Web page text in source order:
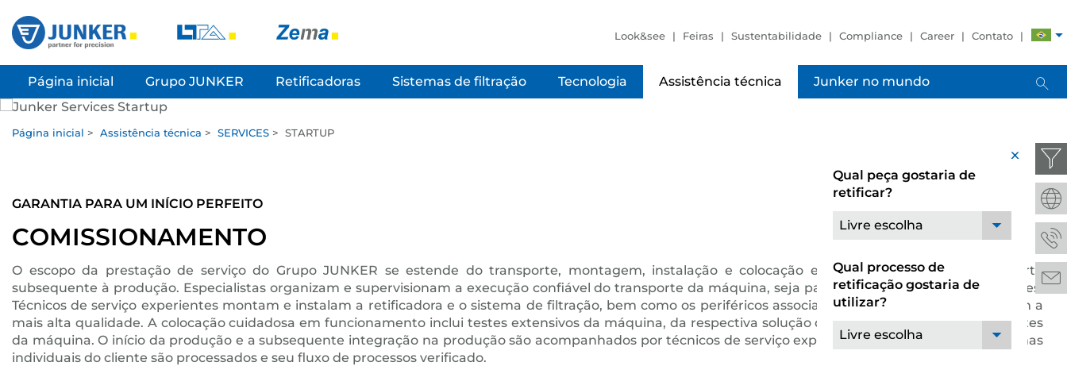
Look&see Feiras Sustentabilidade Compliance Career Contato
Página inicial Grupo JUNKER Retificadoras Sistemas de filtração Tecnologia Assistência técnica Junker no mundo
x
Qual peça gostaria de
retificar?
Livre escolha
Qual processo de
retificação gostaria de
utilizar?
Livre escolha
Página inicial > Assistência técnica > SERVICES > STARTUP
GARANTIA PARA UM INÍCIO PERFEITO
COMISSIONAMENTO
O escopo da prestação de serviço do Grupo JUNKER se estende do transporte, montagem, instalação e colocação em funcionamento, até o suporte
subsequente à produção. Especialistas organizam e supervisionam a execução confiável do transporte da máquina, seja para novas entregas ou realocações.
Técnicos de serviço experientes montam e instalam a retificadora e o sistema de filtração, bem como os periféricos associados, de modo profissional e com a
mais alta qualidade. A colocação cuidadosa em funcionamento inclui testes extensivos da máquina, da respectiva solução de automação e dos componentes
da máquina. O início da produção e a subsequente integração na produção são acompanhados por técnicos de serviço experientes. Além disto, os programas
individuais do cliente são processados e seu fluxo de processos verificado.